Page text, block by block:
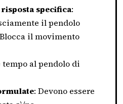
specifica:
il pendolo
il movimento
tempo al pendolo di
: Devono essere